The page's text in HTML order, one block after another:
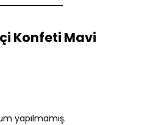
Konfeti Mavi
yapılmamış.